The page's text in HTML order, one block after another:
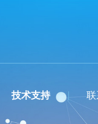
技术支持 联